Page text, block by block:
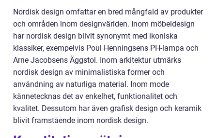
Nordisk design omfattar en bred mångfald av produkter
och områden inom designvärlden. Inom möbeldesign
har nordisk design blivit synonymt med ikoniska
klassiker, exempelvis Poul Henningsens PH-lampa och
Arne Jacobsens Äggstol. Inom arkitektur utmärks
nordisk design av minimalistiska former och
användning av naturliga material. Inom mode
kännetecknas det av enkelhet, funktionalitet och
kvalitet. Dessutom har även grafisk design och keramik
blivit framstående inom nordisk design.